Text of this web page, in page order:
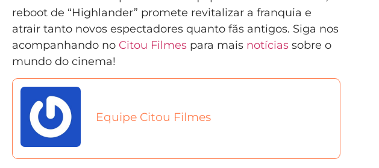
reboot de “Highlander” promete revitalizar a franquia e
atrair tanto novos espectadores quanto fãs antigos. Siga nos
acompanhando no Citou Filmes para mais notícias sobre o
mundo do cinema!
Equipe Citou Filmes